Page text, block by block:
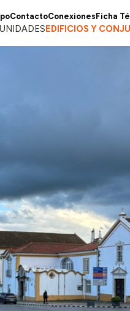
ContactoConexiones Ficha
EDIFICIOS Y